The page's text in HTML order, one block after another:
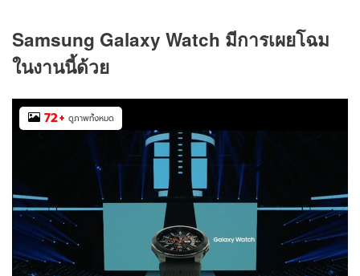
Samsung Galaxy Watch มีการเผยโฉม
ในงานนี้ด้วย
72+ ดูภาพทั้งหมด